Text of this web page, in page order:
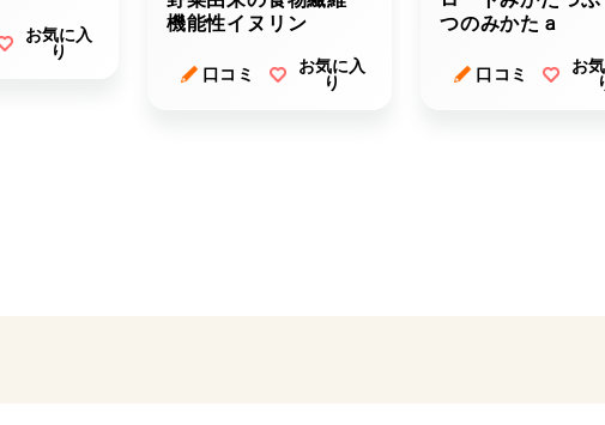
お気に入
り
機能性イヌリン
口コミ
お気に入
り
つのみかたａ
口コミ
お